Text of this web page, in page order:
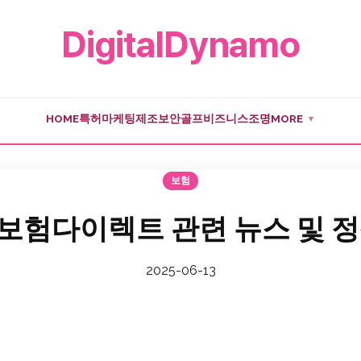
DigitalDynamo
HOME특허 마케팅제조보안골프비즈니스조명MORE ▼
보험
험다이렉트 관련 뉴스 및
2025-06-13